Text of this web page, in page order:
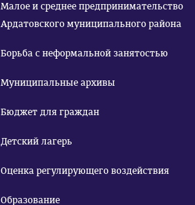
Малое и среднее предпринимательство
Ардатовского муниципального района
Борьба с неформальной занятостью
Муниципальные архивы
Бюджет для граждан
Детский лагерь
Оценка регулирующего воздействия
Образование